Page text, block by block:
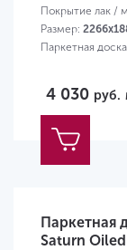
Покрытие лак /
Размер:
Паркетная
4 030 руб.
Паркетная
Saturn Oiled